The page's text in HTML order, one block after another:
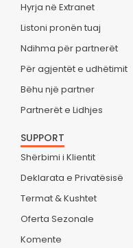
Hyrja në Extranet
Listoni pronën tuaj
Ndihma për partnerët
Për agjentët e udhëtimit
Bëhu një partner
Partnerët e Lidhjes
SUPPORT
Shërbimi i Klientit
Deklarata e Privatësisë
Termat & Kushtet
Oferta Sezonale
Komente